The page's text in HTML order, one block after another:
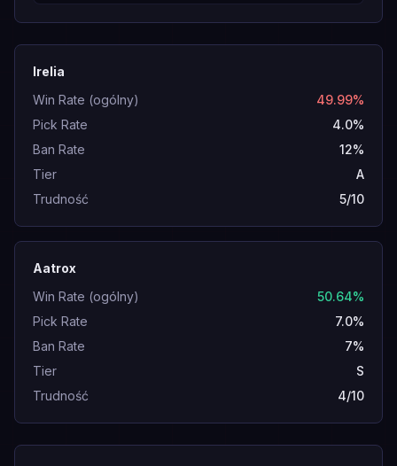
Irelia
Win Rate (ogólny)
49.99%
Pick Rate
4.0%
Ban Rate
12%
Tier
A
Trudność
5/10
Aatrox
Win Rate (ogólny)
50.64%
Pick Rate
7.0%
Ban Rate
7%
Tier
S
Trudność
4/10